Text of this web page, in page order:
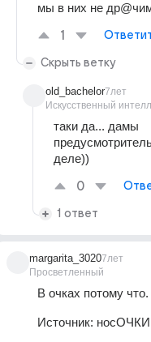
мы в них не
1
Скрыть ветку
old_bachelor
Искусственный
7лет
таки да... дамы
деле))
0
1 ответ
margarita_3020
Просветленный
7лет
В очках потому что.
Источник: носОЧКИ